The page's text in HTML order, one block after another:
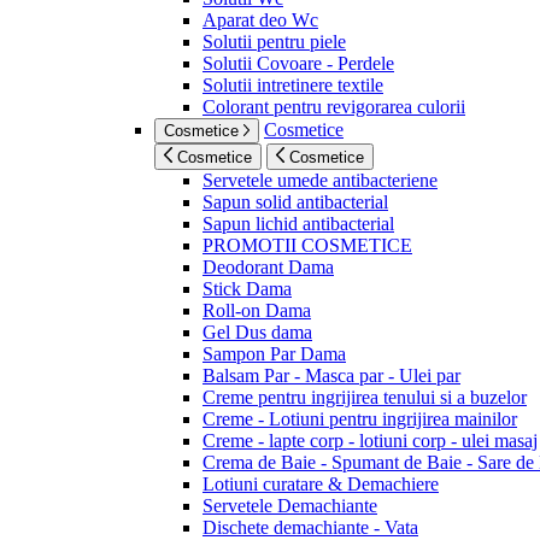
Aparat deo Wc
Solutii pentru piele
Solutii Covoare - Perdele
Solutii intretinere textile
Colorant pentru revigorarea culorii
Cosmetice Cosmetice
Cosmetice Cosmetice
Servetele umede antibacteriene
Sapun solid antibacterial
Sapun lichid antibacterial
PROMOTII COSMETICE
Deodorant Dama
Stick Dama
Roll-on Dama
Gel Dus dama
Sampon Par Dama
Balsam Par - Masca par - Ulei par
Creme pentru ingrijirea tenului si a buzelor
Creme - Lotiuni pentru ingrijirea mainilor
Creme - lapte corp - lotiuni corp - ulei masaj
Crema de Baie - Spumant de Baie - Sare de
Lotiuni curatare & Demachiere
Servetele Demachiante
Dischete demachiante - Vata